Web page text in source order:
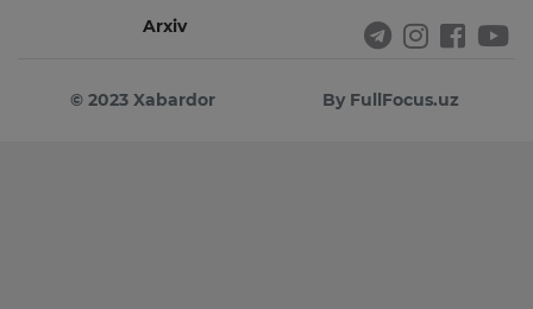
Arxiv
© 2023 Xabardor By FullFocus.uz